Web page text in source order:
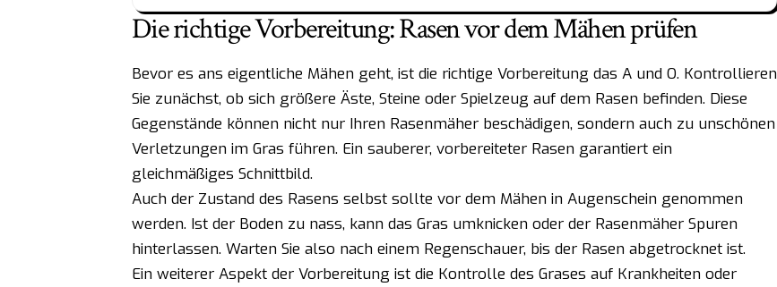
Die richtige Vorbereitung: Rasen vor dem Mähen prüfen
Bevor es ans eigentliche Mähen geht, ist die richtige Vorbereitung das A und O. Kontrollieren
Sie zunächst, ob sich größere Äste, Steine oder Spielzeug auf dem Rasen befinden. Diese
Gegenstände können nicht nur Ihren Rasenmäher beschädigen, sondern auch zu unschönen
Verletzungen im Gras führen. Ein sauberer, vorbereiteter Rasen garantiert ein
gleichmäßiges Schnittbild.
Auch der Zustand des Rasens selbst sollte vor dem Mähen in Augenschein genommen
werden. Ist der Boden zu nass, kann das Gras umknicken oder der Rasenmäher Spuren
hinterlassen. Warten Sie also nach einem Regenschauer, bis der Rasen abgetrocknet ist.
Ein weiterer Aspekt der Vorbereitung ist die Kontrolle des Grases auf Krankheiten oder